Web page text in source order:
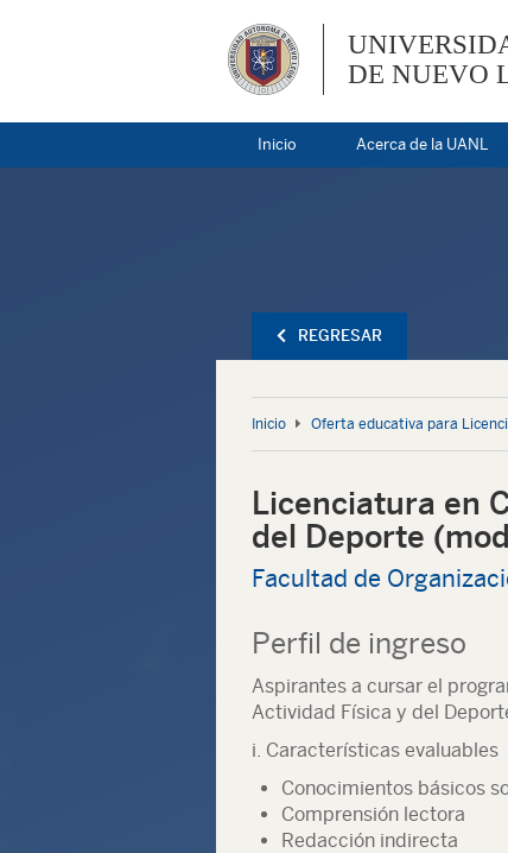
DE NUEVO
Inicio Acerca de la UANL
REGRESAR
Inicio Oferta educativa para
Licenciatura en
del Deporte
Facultad de
Perfil de ingreso
Aspirantes a cursar el
Actividad Física y del
i. Características evaluables
Conocimientos básicos
Comprensión lectora
Redacción indirecta